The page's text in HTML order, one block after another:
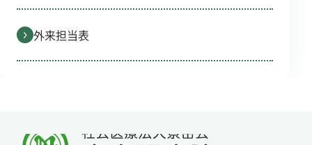
外来担当表